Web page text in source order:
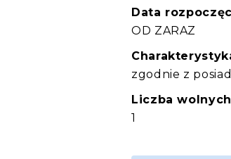
Data
OD ZARAZ
zgodnie z
Liczba
1